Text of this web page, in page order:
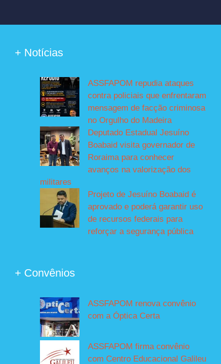
+ Notícias
ASSFAPOM repudia ataques
contra policiais que enfrentaram
mensagem de facção criminosa
no Orgulho do Madeira
Deputado Estadual Jesuíno
Boabaid visita governador de
Roraima para conhecer
avanços na valorização dos
militares
Projeto de Jesuíno Boabaid é
aprovado e poderá garantir uso
de recursos federais para
reforçar a segurança pública
+ Convênios
ASSFAPOM renova convênio
com a Óptica Certa
ASSFAPOM firma convênio
com Centro Educacional Galileu